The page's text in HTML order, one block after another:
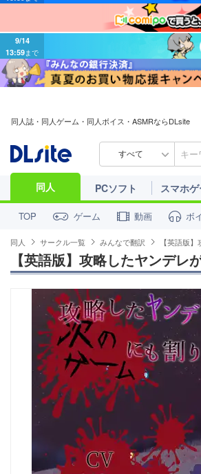
9/14
13:59
同人誌・同人ゲーム・同人ボイス・ASMRならDLsite
すべて
同人 PCソフト スマホ
TOP ゲーム 動画 ボ
同人 サークル一覧 みんなで翻訳 【英語版
【英語版】攻略したヤンデ